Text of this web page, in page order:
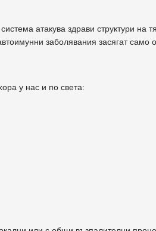
атакува здрави структури на
заболявания засягат само
у нас и по света: